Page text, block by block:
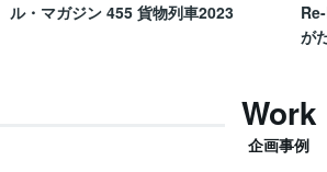
ル・マガジン 455 貨物列車2023
が
Work
企画事例